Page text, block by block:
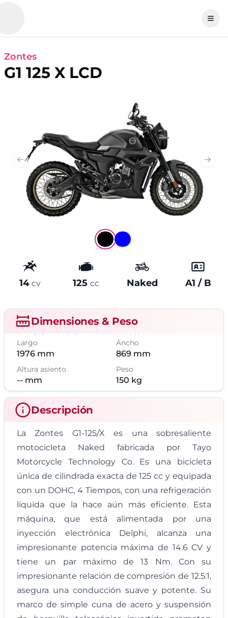
Zontes
G1 125 X LCD
Previous slide Next
Potencia
14 CV Cilindrada
125 CC Tipo
Naked Carné
A1 / B
Dimensiones & Peso
Largo
1976 mm
Ancho
869 mm
Altura asiento
-- mm
Peso
150 kg
Descripción
La Zontes G1-125/X es una sobresaliente
motocicleta Naked fabricada por Tayo
Motorcycle Technology Co. Es una bicicleta
única de cilindrada exacta de 125 cc y equipada
con un DOHC, 4 Tiempos, con una refrigeración
líquida que la hace aún más eficiente. Esta
máquina, que está alimentada por una
inyección electrónica Delphi, alcanza una
impresionante potencia máxima de 14.6 CV y
tiene un par máximo de 13 Nm. Con su
impresionante relación de compresión de 12.5:1,
asegura una conducción suave y potente. Su
marco de simple cuna de acero y suspensión